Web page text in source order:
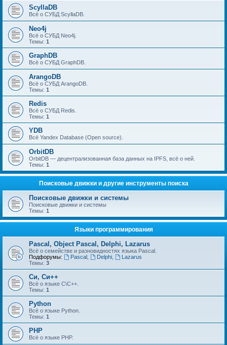
ScyllaDB
Всё о СУБД ScyllaDB.
Neo4j
Всё о СУБД Neo4j.
Темы: 1
GraphDB
Всё о СУБД GraphDB.
ArangoDB
Всё о СУБД ArangoDB.
Темы: 1
Redis
Всё о СУБД Redis.
Темы: 1
YDB
Всё Yandex Database (Open source).
OrbitDB
OrbitDB — децентрализованная база данных на IPFS, всё о ней.
Темы: 1
Поисковые движки и другие инструменты поиска
Поисковые движки и системы
Поисковые движки и системы
Темы: 1
Языки программирования
Pascal, Object Pascal, Delphi, Lazarus
Всё о семействе и разновидностях языка Pascal.
Подфорумы:
Pascal, Delphi,
Lazarus
Темы: 3
Си, Си++
Всё о языке С\С++.
Темы: 1
Python
Всё о языке Python.
Темы: 1
PHP
Всё о языке PHP.